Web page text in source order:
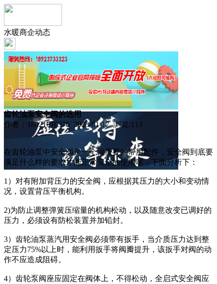
水暖商企动态
齿轮油泵安全阀的选用
作者：18021010376 2023-01-17 浏览:113
在齿轮油泵中安全阀是一个很重要的常用配件，安全阀到底要
满足什么样的要求才能正常安全的使用呢，下面分析下：
1）对有附加背压力的安全阀，应根据其压力的大小和变动情
况，设置背压平衡机构。
2)为防止调整弹簧压缩量的机构松动，以及随意改变已调好的
压力，必须设有防松装置并加铅封。
3）齿轮油泵蒸汽用安全阀必须带有扳手，当介质压力达到整
定压力75%以上时，能利用扳手将阀瓣提升，该扳手对阀的动
作不应造成阻碍。
4）齿轮泵阀座应固定在阀体上，不得松动，全启式安全阀应